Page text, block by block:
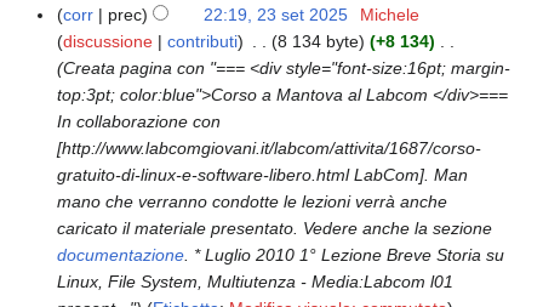
g2
corr prec 22:19, 23 set 2025
Michele
discussione
contributi 8 134 byte
+8 134
Creata pagina con "=== <div style="font-size:16pt; margin-
top:3pt; color:blue">Corso a Mantova al Labcom </div>===
In collaborazione con
[http://www.labcomgiovani.it/labcom/attivita/1687/corso-
gratuito-di-linux-e-software-libero.html LabCom]. Man
mano che verranno condotte le lezioni verrà anche
caricato il materiale presentato. Vedere anche la sezione
documentazione . * Luglio 2010 1° Lezione Breve Storia su
Linux, File System, Multiutenza - Media:Labcom l01